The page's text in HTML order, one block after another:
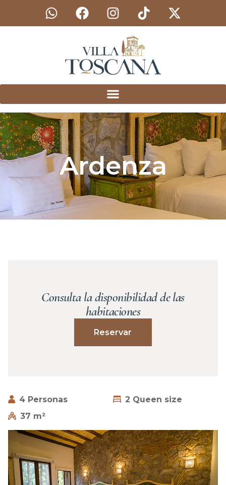
Ardenza
4 Personas
2 Queen size
37 m²
Consulta la disponibilidad de las
habitaciones
Reservar